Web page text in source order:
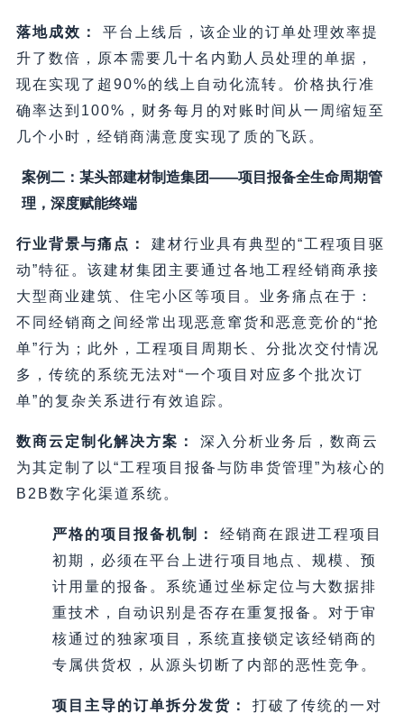
落地成效：
平台上线后，该企业的订单处理效率提
升了数倍，原本需要几十名内勤人员处理的单据，
现在实现了超90%的线上自动化流转。价格执行准
确率达到100%，财务每月的对账时间从一周缩短至
几个小时，经销商满意度实现了质的飞跃。
案例二：某头部建材制造集团——项目报备全生命周期管
理，深度赋能终端
行业背景与痛点：
建材行业具有典型的“工程项目驱
动”特征。该建材集团主要通过各地工程经销商承接
大型商业建筑、住宅小区等项目。业务痛点在于：
不同经销商之间经常出现恶意窜货和恶意竞价的“抢
单”行为；此外，工程项目周期长、分批次交付情况
多，传统的系统无法对“一个项目对应多个批次订
单”的复杂关系进行有效追踪。
数商云定制化解决方案：
深入分析业务后，数商云
为其定制了以“工程项目报备与防串货管理”为核心的
B2B数字化渠道系统。
严格的项目报备机制：
经销商在跟进工程项目
初期，必须在平台上进行项目地点、规模、预
计用量的报备。系统通过坐标定位与大数据排
重技术，自动识别是否存在重复报备。对于审
核通过的独家项目，系统直接锁定该经销商的
专属供货权，从源头切断了内部的恶性竞争。
项目主导的订单拆分发货：
打破了传统的一对